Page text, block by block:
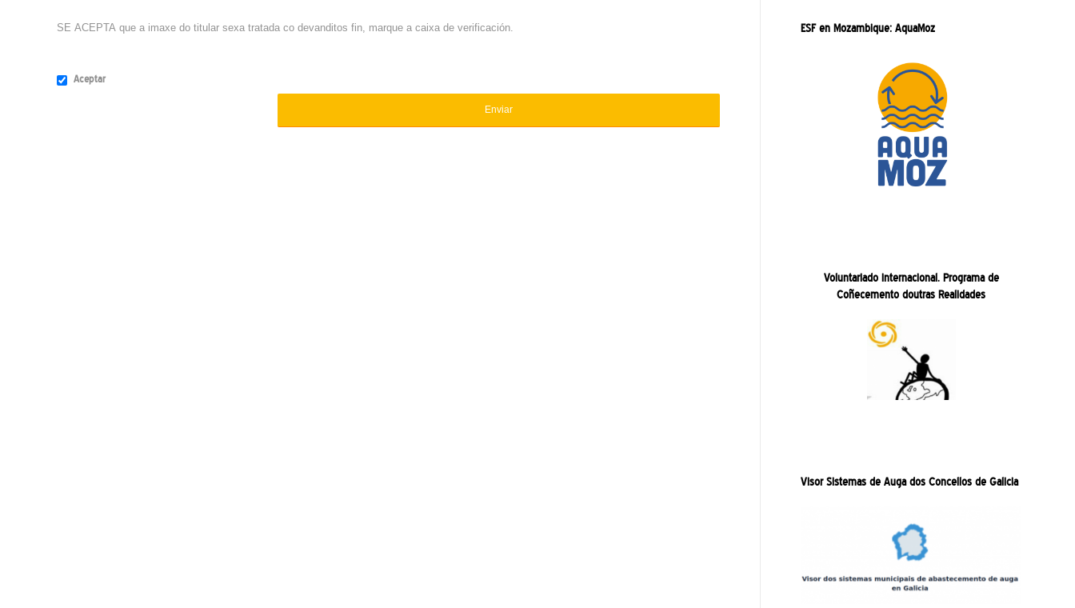
SE ACEPTA que a imaxe do titular sexa tratada co devanditos fin, marque a caixa de verificación.
Aceptar
ESF en Mozambique: AquaMoz
Voluntariado internacional. Programa de
Coñecemento doutras Realidades
Visor Sistemas de Auga dos Concellos de Galicia